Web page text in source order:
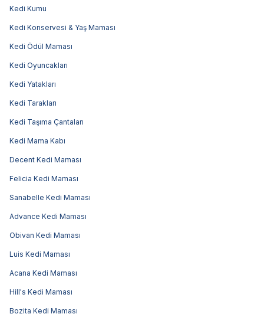
Kedi Kumu
Kedi Konservesi & Yaş Maması
Kedi Ödül Maması
Kedi Oyuncakları
Kedi Yatakları
Kedi Tarakları
Kedi Taşıma Çantaları
Kedi Mama Kabı
Decent Kedi Maması
Felicia Kedi Maması
Sanabelle Kedi Maması
Advance Kedi Maması
Obivan Kedi Maması
Luis Kedi Maması
Acana Kedi Maması
Hill's Kedi Maması
Bozita Kedi Maması